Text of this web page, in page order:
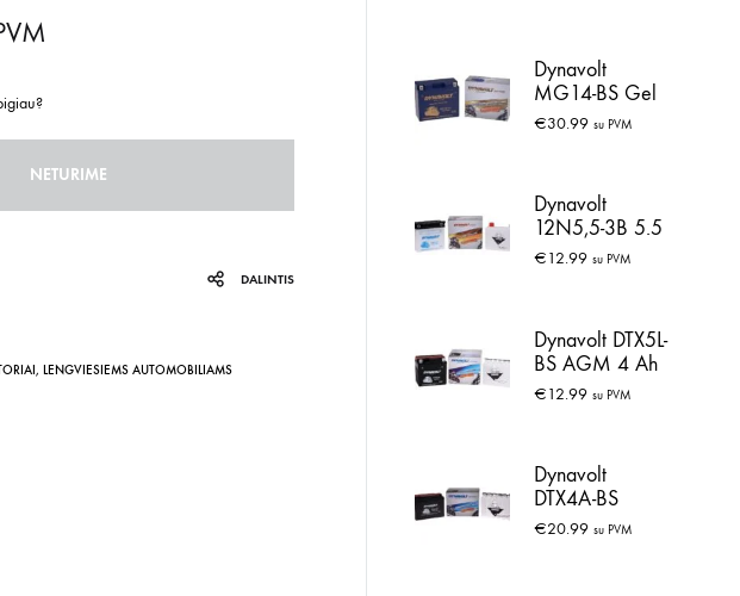
NETURIME
DALINTIS
, LENGVIESIEMS AUTOMOBILIAMS
Dynavolt
MG14-BS Gel
14 Ah
€30.99 su PVM
Dynavolt
12N5,5-3B 5.5
Ah
€12.99 su PVM
Dynavolt DTX5L-
BS AGM 4 Ah
€12.99 su PVM
Dynavolt
DTX4A-BS
AGM 2.3 Ah
€20.99 su PVM